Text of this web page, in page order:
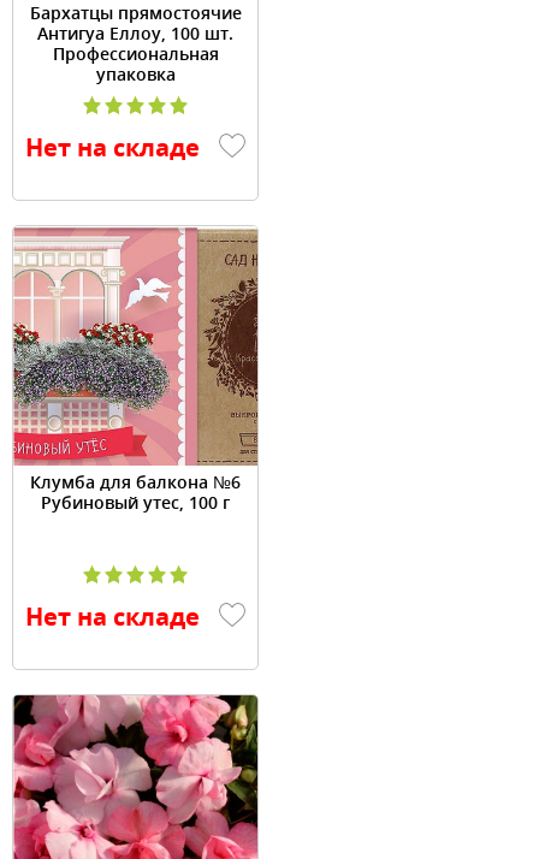
Бархатцы прямостоячие
Антигуа Еллоу, 100 шт.
Профессиональная
упаковка
Нет на складе
Клумба для балкона №6
Рубиновый утес, 100 г
Нет на складе